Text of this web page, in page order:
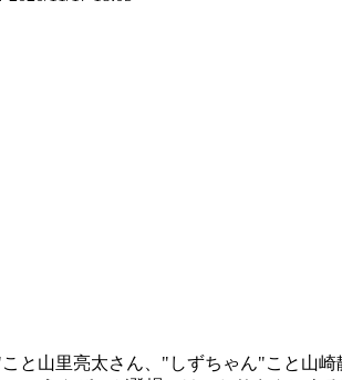
と山里亮太さん、"しずちゃん"こと山